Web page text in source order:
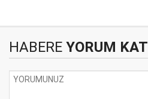
HABERE YORUM KAT